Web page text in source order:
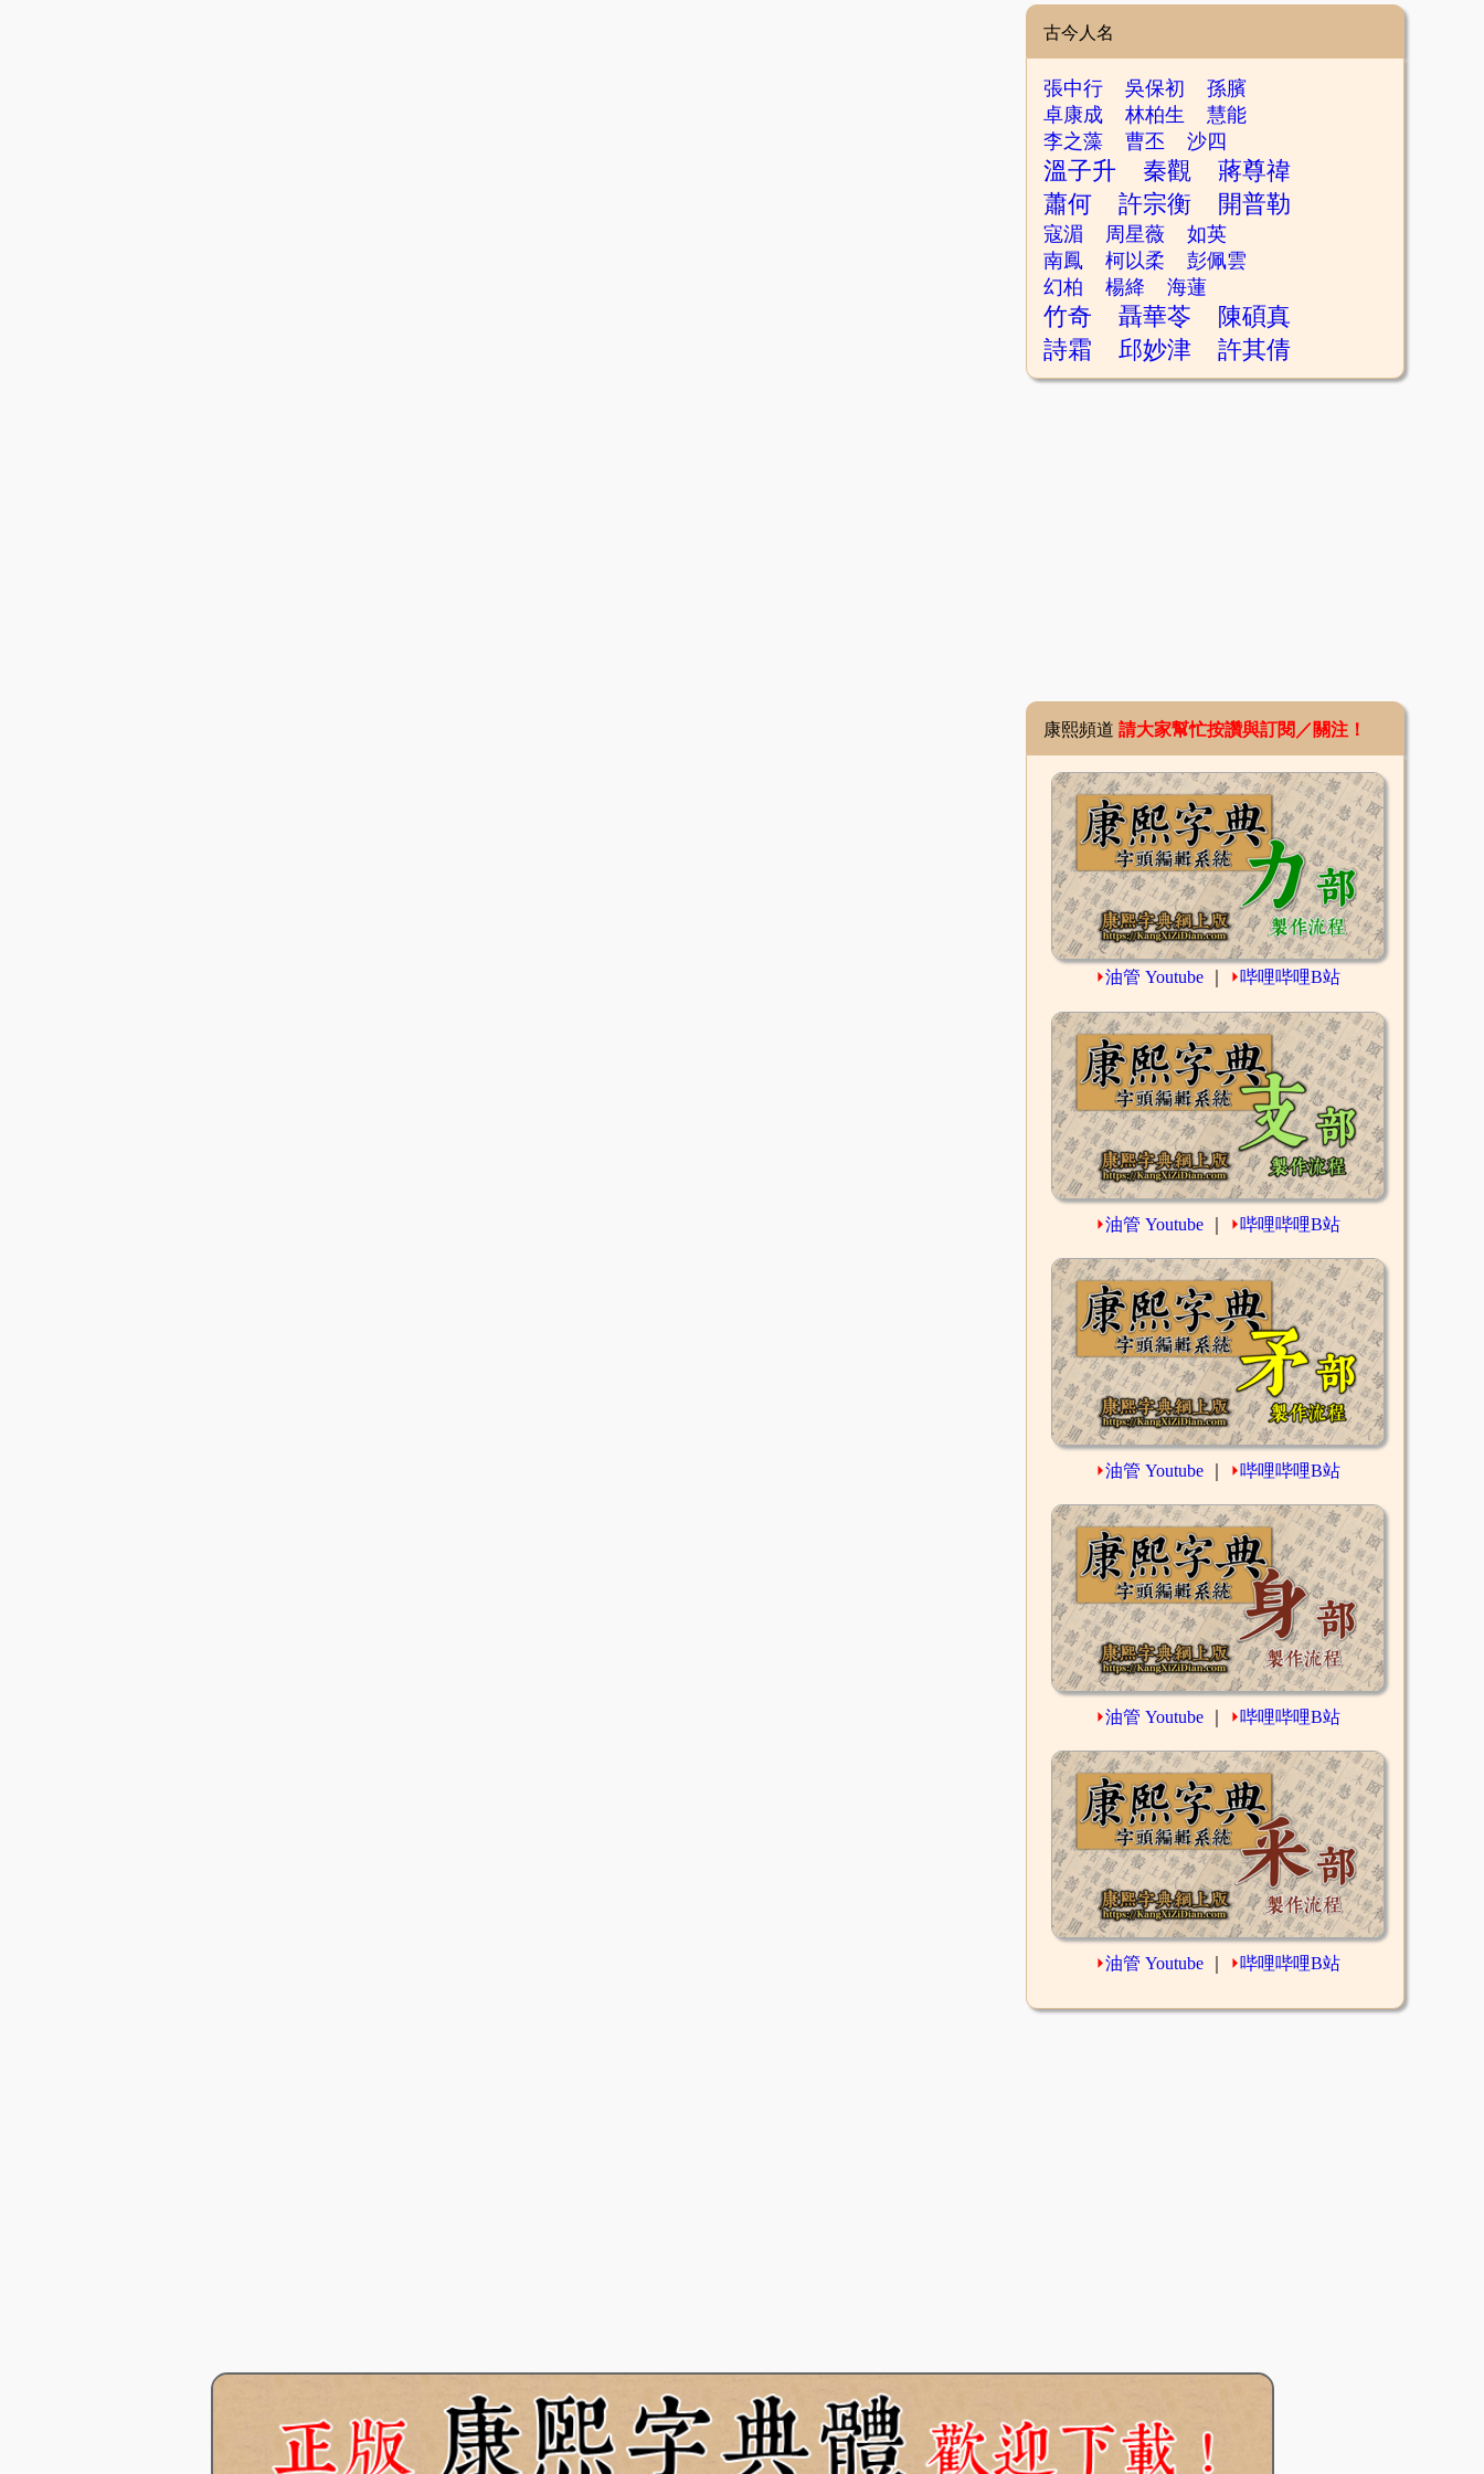
古今人名
張中行 吳保初
孫臏
卓康成
林柏生
慧能
李之藻
曹丕 沙四
溫子升 秦觀
蔣尊禕
蕭何
許宗衡 開普勒
寇湄 周星薇
如英
南鳳
柯以柔
彭佩雲
幻柏
楊絳 海蓮
竹奇 聶華苓
陳碩真
詩霜
邱妙津 許其倩
康熙頻道 請大家幫忙按讚與訂閱／關注！
⏵油管 Youtube ⏵哔哩哔哩B站
⏵油管 Youtube ⏵哔哩哔哩B站
⏵油管 Youtube ⏵哔哩哔哩B站
⏵油管 Youtube ⏵哔哩哔哩B站
⏵油管 Youtube ⏵哔哩哔哩B站